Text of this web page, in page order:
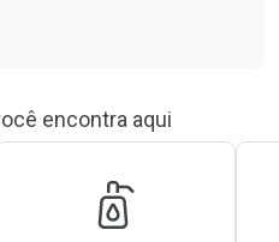
encontra aqui